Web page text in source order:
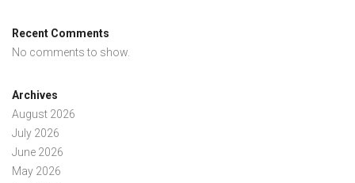
Recent Comments
No comments to show.
Archives
August 2026
July 2026
June 2026
May 2026